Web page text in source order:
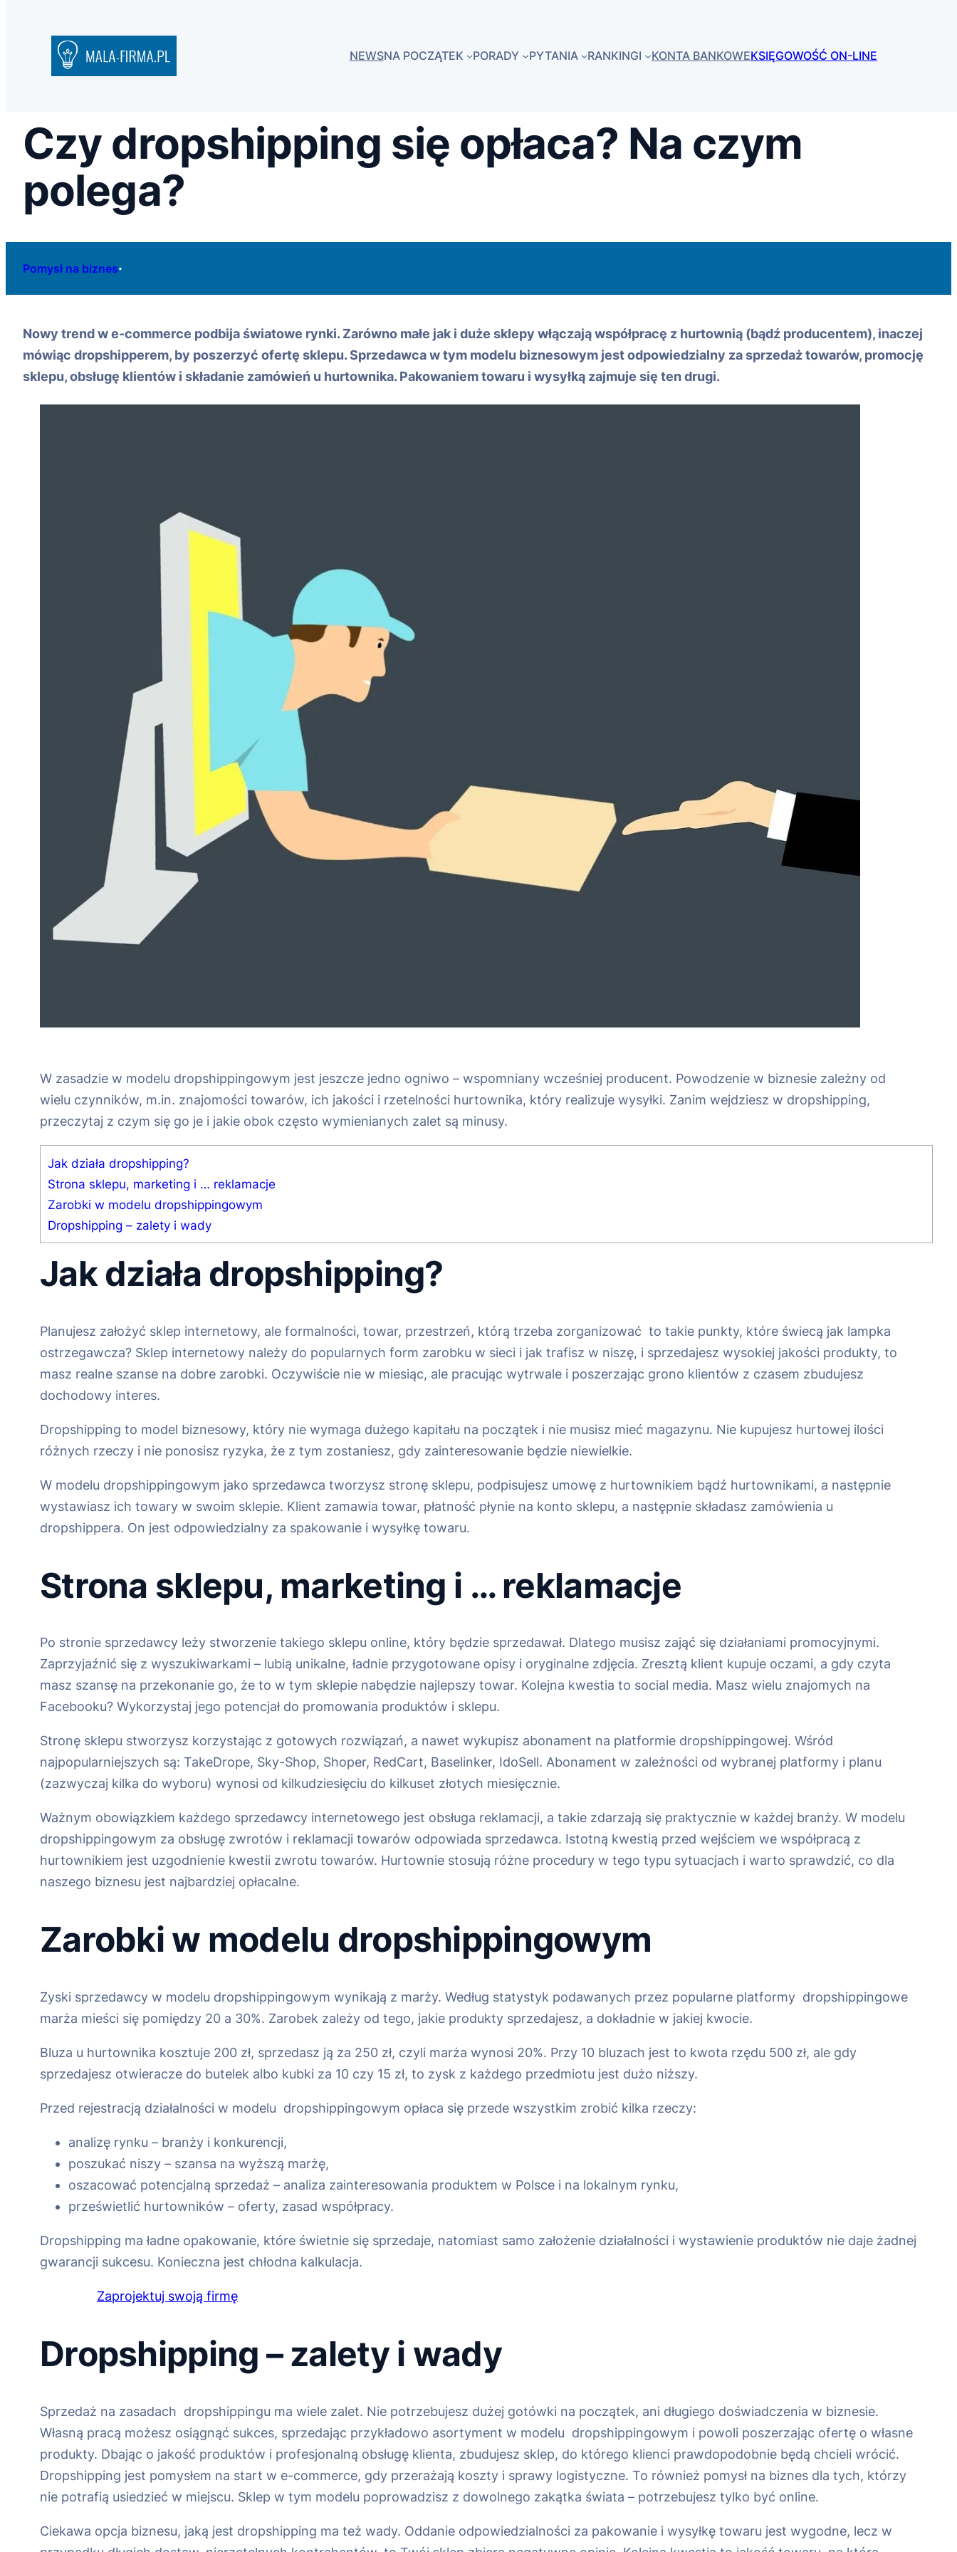
NEWSNA POCZĄTEK PORADY PYTANIA RANKINGI KONTA BANKOWEKSIĘGOWOŚĆ ON-LINE
Czy dropshipping się opłaca? Na czym
polega?
Pomysł na biznes·
Nowy trend w e-commerce podbija światowe rynki. Zarówno małe jak i duże sklepy włączają współpracę z hurtownią (bądź producentem), inaczej
mówiąc dropshipperem, by poszerzyć ofertę sklepu. Sprzedawca w tym modelu biznesowym jest odpowiedzialny za sprzedaż towarów, promocję
sklepu, obsługę klientów i składanie zamówień u hurtownika. Pakowaniem towaru i wysyłką zajmuje się ten drugi.
W zasadzie w modelu dropshippingowym jest jeszcze jedno ogniwo – wspomniany wcześniej producent. Powodzenie w biznesie zależny od
wielu czynników, m.in. znajomości towarów, ich jakości i rzetelności hurtownika, który realizuje wysyłki. Zanim wejdziesz w dropshipping,
przeczytaj z czym się go je i jakie obok często wymienianych zalet są minusy.
Jak działa dropshipping?
Strona sklepu, marketing i … reklamacje
Zarobki w modelu dropshippingowym
Dropshipping – zalety i wady
Jak działa dropshipping?
Planujesz założyć sklep internetowy, ale formalności, towar, przestrzeń, którą trzeba zorganizować to takie punkty, które świecą jak lampka
ostrzegawcza? Sklep internetowy należy do popularnych form zarobku w sieci i jak trafisz w niszę, i sprzedajesz wysokiej jakości produkty, to
masz realne szanse na dobre zarobki. Oczywiście nie w miesiąc, ale pracując wytrwale i poszerzając grono klientów z czasem zbudujesz
dochodowy interes.
Dropshipping to model biznesowy, który nie wymaga dużego kapitału na początek i nie musisz mieć magazynu. Nie kupujesz hurtowej ilości
różnych rzeczy i nie ponosisz ryzyka, że z tym zostaniesz, gdy zainteresowanie będzie niewielkie.
W modelu dropshippingowym jako sprzedawca tworzysz stronę sklepu, podpisujesz umowę z hurtownikiem bądź hurtownikami, a następnie
wystawiasz ich towary w swoim sklepie. Klient zamawia towar, płatność płynie na konto sklepu, a następnie składasz zamówienia u
dropshippera. On jest odpowiedzialny za spakowanie i wysyłkę towaru.
Strona sklepu, marketing i … reklamacje
Po stronie sprzedawcy leży stworzenie takiego sklepu online, który będzie sprzedawał. Dlatego musisz zająć się działaniami promocyjnymi.
Zaprzyjaźnić się z wyszukiwarkami – lubią unikalne, ładnie przygotowane opisy i oryginalne zdjęcia. Zresztą klient kupuje oczami, a gdy czyta
masz szansę na przekonanie go, że to w tym sklepie nabędzie najlepszy towar. Kolejna kwestia to social media. Masz wielu znajomych na
Facebooku? Wykorzystaj jego potencjał do promowania produktów i sklepu.
Stronę sklepu stworzysz korzystając z gotowych rozwiązań, a nawet wykupisz abonament na platformie dropshippingowej. Wśród
najpopularniejszych są: TakeDrope, Sky-Shop, Shoper, RedCart, Baselinker, IdoSell. Abonament w zależności od wybranej platformy i planu
(zazwyczaj kilka do wyboru) wynosi od kilkudziesięciu do kilkuset złotych miesięcznie.
Ważnym obowiązkiem każdego sprzedawcy internetowego jest obsługa reklamacji, a takie zdarzają się praktycznie w każdej branży. W modelu
dropshippingowym za obsługę zwrotów i reklamacji towarów odpowiada sprzedawca. Istotną kwestią przed wejściem we współpracą z
hurtownikiem jest uzgodnienie kwestii zwrotu towarów. Hurtownie stosują różne procedury w tego typu sytuacjach i warto sprawdzić, co dla
naszego biznesu jest najbardziej opłacalne.
Zarobki w modelu dropshippingowym
Zyski sprzedawcy w modelu dropshippingowym wynikają z marży. Według statystyk podawanych przez popularne platformy dropshippingowe
marża mieści się pomiędzy 20 a 30%. Zarobek zależy od tego, jakie produkty sprzedajesz, a dokładnie w jakiej kwocie.
Bluza u hurtownika kosztuje 200 zł, sprzedasz ją za 250 zł, czyli marża wynosi 20%. Przy 10 bluzach jest to kwota rzędu 500 zł, ale gdy
sprzedajesz otwieracze do butelek albo kubki za 10 czy 15 zł, to zysk z każdego przedmiotu jest dużo niższy.
Przed rejestracją działalności w modelu dropshippingowym opłaca się przede wszystkim zrobić kilka rzeczy:
analizę rynku – branży i konkurencji,
poszukać niszy – szansa na wyższą marżę,
oszacować potencjalną sprzedaż – analiza zainteresowania produktem w Polsce i na lokalnym rynku,
prześwietlić hurtowników – oferty, zasad współpracy.
Dropshipping ma ładne opakowanie, które świetnie się sprzedaje, natomiast samo założenie działalności i wystawienie produktów nie daje żadnej
gwarancji sukcesu. Konieczna jest chłodna kalkulacja.
Zaprojektuj swoją firmę
Dropshipping – zalety i wady
Sprzedaż na zasadach dropshippingu ma wiele zalet. Nie potrzebujesz dużej gotówki na początek, ani długiego doświadczenia w biznesie.
Własną pracą możesz osiągnąć sukces, sprzedając przykładowo asortyment w modelu dropshippingowym i powoli poszerzając ofertę o własne
produkty. Dbając o jakość produktów i profesjonalną obsługę klienta, zbudujesz sklep, do którego klienci prawdopodobnie będą chcieli wrócić.
Dropshipping jest pomysłem na start w e-commerce, gdy przerażają koszty i sprawy logistyczne. To również pomysł na biznes dla tych, którzy
nie potrafią usiedzieć w miejscu. Sklep w tym modelu poprowadzisz z dowolnego zakątka świata – potrzebujesz tylko być online.
Ciekawa opcja biznesu, jaką jest dropshipping ma też wady. Oddanie odpowiedzialności za pakowanie i wysyłkę towaru jest wygodne, lecz w